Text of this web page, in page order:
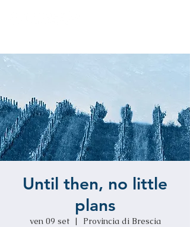
Until then, no little
plans
ven 09 set
  |
Provincia di Brescia